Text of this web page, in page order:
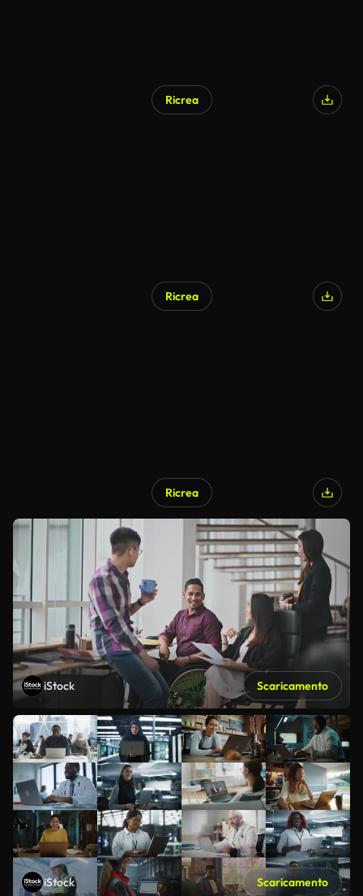
Ricrea
Ricrea
Ricrea
iStock Scaricamento
iStock Scaricamento